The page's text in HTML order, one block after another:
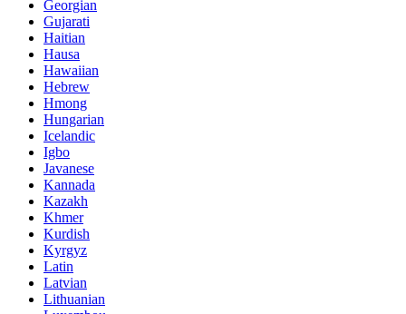
Georgian
Gujarati
Haitian
Hausa
Hawaiian
Hebrew
Hmong
Hungarian
Icelandic
Igbo
Javanese
Kannada
Kazakh
Khmer
Kurdish
Kyrgyz
Latin
Latvian
Lithuanian